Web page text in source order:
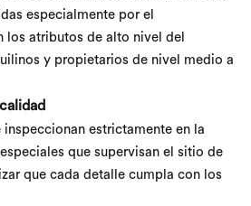
especialmente por el
los atributos de alto nivel del
y propietarios de nivel medio a
estrictamente en la
que supervisan el sitio de
que cada detalle cumpla con los